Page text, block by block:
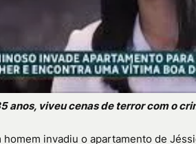
anos, viveu cenas de terror com o
homem invadiu o apartamento de